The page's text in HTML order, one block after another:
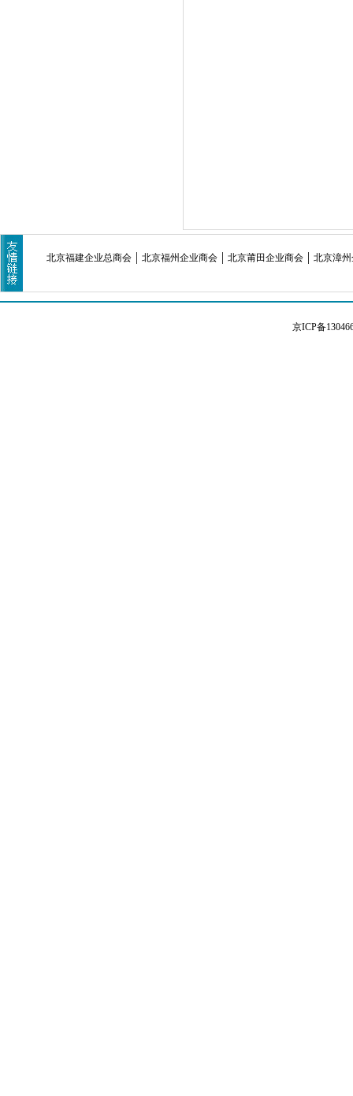
北京福建企业总商会 北京福州企业商会 北京莆田企业商会 北京漳
京ICP备